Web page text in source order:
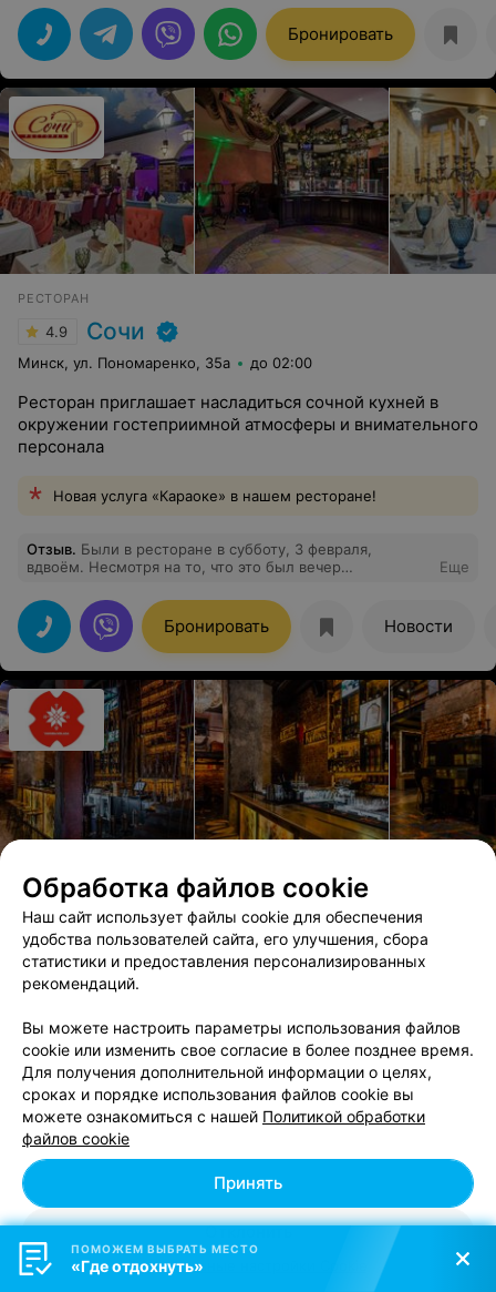
разнообразное, есть изысканные закуски и основные
блюда для любого вкуса. Я думаю, что обязательно
вернусь сюда снова.
Бронировать
РЕСТОРАН
4.9 Сочи
Минск, ул. Пономаренко, 35а до 02:00
Ресторан приглашает насладиться сочной кухней в
окружении гостеприимной атмосферы и внимательного
персонала
Новая услуга «Караоке» в нашем ресторане!
Отзыв. Были в ресторане в субботу, 3 февраля,
вдвоём. Несмотря на то, что это был вечер
нас без внимания. Отличное обслуживание, блюда
грузинской кухни (брали хашламу) приятно удивили,
мягкая баранина, сочная!, салаты из морепродуктов -
порции большие, вкусно! мороженое с вишней класс!,
живая музыка стандартная, пришли пообщаться
больше, танцевать не ходили. Хочу сказать особенно
отдельное спасибо обслуживающему нас приятному
мужчине в стильном клетчатом костюме, к
сожалению, не уточнили имя , Вы сделали нам
приятный вечер! Хотели оставить чаевые, но Вы были
столь скромны, что сразу же забрали с собой (оплата
была по карте) коробочку для чаевых( просьба к
владельцам заведения, поощрите своего сотрудника за
прекрасное настроение гостей! Благодарю ресторан
Еще
Бронировать Новости
БАР-КАЛЬЯННАЯ
4.9 HookahPlace Yakuba Kolasa
Минск, ул. Якуба Коласа, 42 до 06:00
Кальянная с большим кальянным парком, европейской
кухней, богатой чайной картой
Отзыв . Являюсь частым гостем этого прекрасного
заведения! Хочу отметить разнообразие вкусов табака,
кальянные мастера всегда помогут определиться со
вкусом. Частенько обновляется меню кухни, а также
коктейльная карта. Всегда что-то есть из новинок
Очень приветливый и дружелюбный персонал, ребята
всегда на позитиве и с радушием. Хочу выделить сеты
диджея по выходным дням
Обработка файлов cookie
Наш сайт использует файлы cookie для обеспечения
удобства пользователей сайта, его улучшения, сбора
статистики и предоставления персонализированных
рекомендаций.
Вы можете настроить параметры использования файлов
cookie или изменить свое согласие в более позднее время.
Для получения дополнительной информации о целях,
сроках и порядке использования файлов cookie вы
можете ознакомиться с нашей Политикой обработки
файлов cookie
Отклонить
Принять
Персональные настройки Cookie
ПОМОЖЕМ ВЫБРАТЬ МЕСТО
«Где отдохнуть»